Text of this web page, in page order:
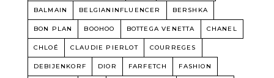
BALMAIN BELGIANINFLUENCER BERSHKA
BON PLAN BOOHOO BOTTEGA VENETTA CHANEL
CHLOÉ CLAUDIE PIERLOT COURREGES
DEBIJENKORF DIOR FARFETCH FASHION